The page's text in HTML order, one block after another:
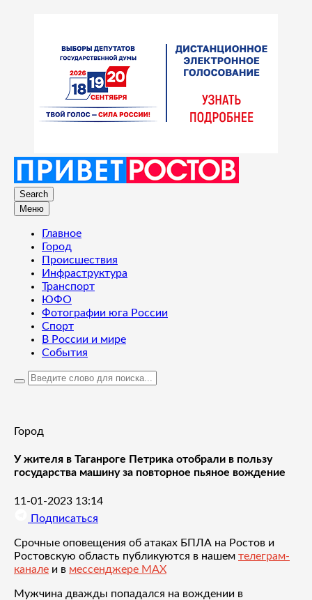
Search
Меню
Главное
Город
Происшествия
Инфраструктура
Транспорт
ЮФО
Фотографии юга России
Спорт
В России и мире
События
Город
У жителя в Таганроге Петрика отобрали в пользу
государства машину за повторное пьяное вождение
11-01-2023 13:14
Подписаться
Срочные оповещения об атаках БПЛА на Ростов и
Ростовскую область публикуются в нашем телеграм-
канале и в мессенджере MAX
Мужчина дважды попадался на вождении в